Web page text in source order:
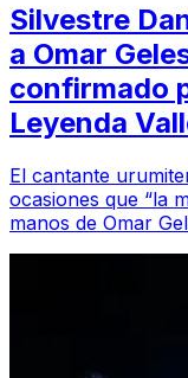
Silvestre
a Omar
confirmado
Leyenda
El cantante
ocasiones que “la
manos de Omar